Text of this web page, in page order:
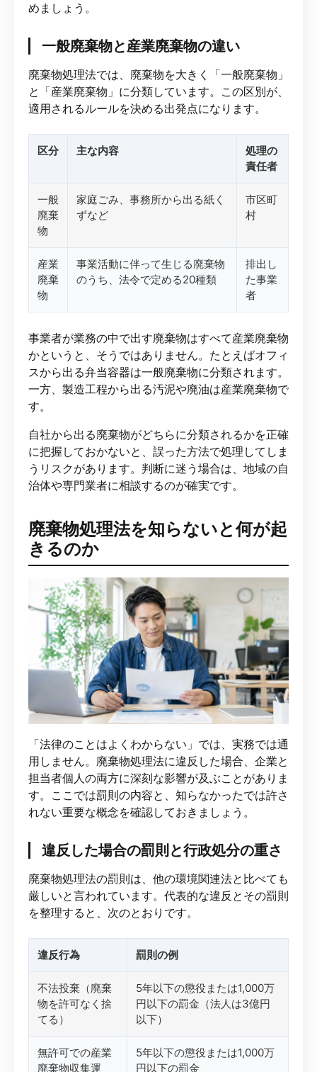
めましょう。
一般廃棄物と産業廃棄物の違い
廃棄物処理法では、廃棄物を大きく「一般廃棄物」
と「産業廃棄物」に分類しています。この区別が、
適用されるルールを決める出発点になります。
区分 主な内容
処理の
責任者
一般
廃棄
物
家庭ごみ、事務所から出る紙く
ずなど
市区町
村
産業
廃棄
物
事業活動に伴って生じる廃棄物
のうち、法令で定める20種類
排出し
た事業
者
事業者が業務の中で出す廃棄物はすべて産業廃棄物
かというと、そうではありません。たとえばオフィ
スから出る弁当容器は一般廃棄物に分類されます。
一方、製造工程から出る汚泥や廃油は産業廃棄物で
す。
自社から出る廃棄物がどちらに分類されるかを正確
に把握しておかないと、誤った方法で処理してしま
うリスクがあります。判断に迷う場合は、地域の自
治体や専門業者に相談するのが確実です。
廃棄物処理法を知らないと何が起
きるのか
「法律のことはよくわからない」では、実務では通
用しません。廃棄物処理法に違反した場合、企業と
担当者個人の両方に深刻な影響が及ぶことがありま
す。ここでは罰則の内容と、知らなかったでは許さ
れない重要な概念を確認しておきましょう。
違反した場合の罰則と行政処分の重さ
廃棄物処理法の罰則は、他の環境関連法と比べても
厳しいと言われています。代表的な違反とその罰則
を整理すると、次のとおりです。
違反行為 罰則の例
不法投棄（廃棄
物を許可なく捨
てる）
5年以下の懲役または1,000万
円以下の罰金（法人は3億円
以下）
無許可での産業
廃棄物収集運
5年以下の懲役または1,000万
円以下の罰金